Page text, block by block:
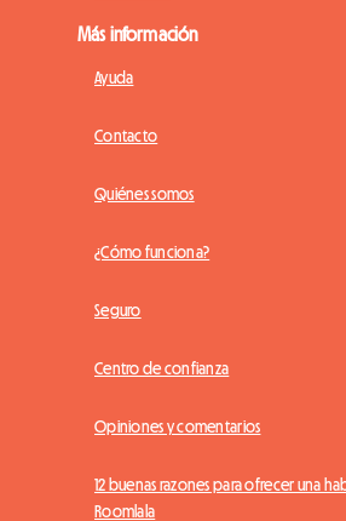
Más información
Ayuda
Contacto
Quiénes somos
¿Cómo funciona?
Seguro
Centro de confianza
Opiniones y comentarios
12 buenas razones para ofrecer una
Roomlala